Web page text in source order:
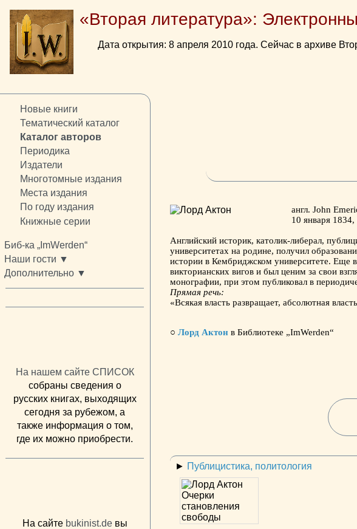
«Вторая литература»:
Дата открытия: 8 апреля 2010 года. Сейчас в архиве
Новые книги
Тематический каталог
Каталог авторов
Периодика
Издатели
Многотомные издания
Места издания
По году издания
Книжные серии
Биб-ка „ImWerden“
Наши гости ▼
Дополнительно ▼
На нашем сайте СПИСОК
собраны сведения о
русских книгах, выходящих
сегодня за рубежом, а
также информация о том,
где их можно приобрести.
На сайте bukinist.deвы
англ. John
10 января
Английский историк, католик-либерал,
университетах на родине, получил
истории в Кембриджском университете. Еще
викторианских вигов и был ценим за свои
монографии, при этом публиковал в
Прямая речь:
«Всякая власть развращает, абсолютная
○ Лорд Актон в Библиотеке „ImWerden“
► Публицистика, политология